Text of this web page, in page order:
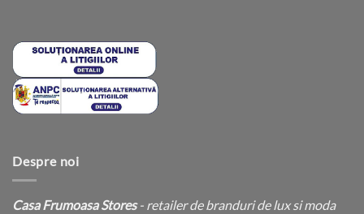
Despre noi
Casa Frumoasa Stores- retailer de branduri de lux si moda